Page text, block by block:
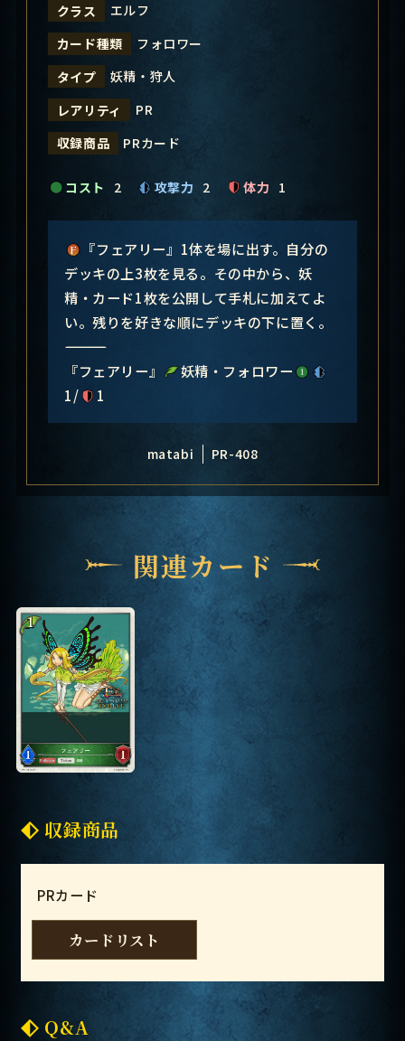
クラス
エルフ
カード種類
フォロワー
タイプ
妖精・狩人
レアリティ
PR
収録商品
PRカード
コスト 2 攻撃力 2 体力 1
『フェアリー』1体を場に出す。自分の
デッキの上3枚を見る。その中から、妖
精・カード1枚を公開して手札に加えてよ
い。残りを好きな順にデッキの下に置く。
―――――――――――――――
『フェアリー』
妖精・フォロワー
1/
1
matabi PR-408
関連カード
収録商品
PRカード
カードリスト
Q&A